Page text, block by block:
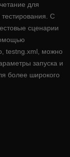
для
С
сценарии
testng.xml, можно
запуска и
более широкого